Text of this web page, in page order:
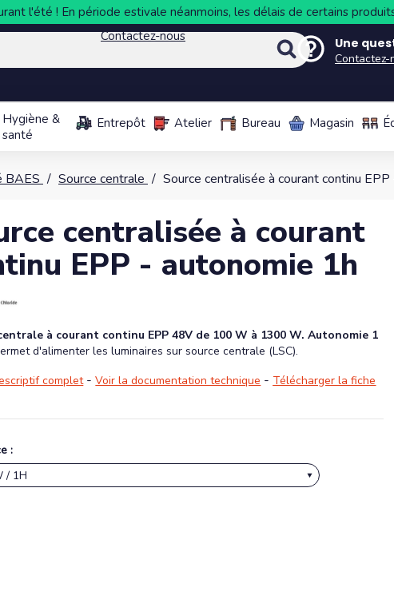
l'été ! En période estivale néanmoins, les délais de certains
Contactez-nous
Une
Contactez-
Hygiène &
santé
Entrepôt Atelier Bureau Magasin
BAES Source centrale Source centralisée à courant continu
centralisée à courant
EPP - autonomie 1h
à courant continu EPP 48V de 100 W à 1300 W. Autonomie 1
d'alimenter les luminaires sur source centrale (LSC).
complet-Voir la documentation technique - Télécharger la fiche
: